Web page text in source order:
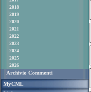
2018
2019
2020
2021
2022
2023
2024
2025
2026
Archivio Commenti
MyCML